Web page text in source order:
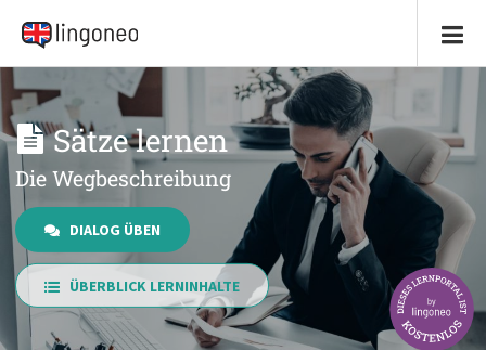
Sätze lernen
Die Wegbeschreibung
DIALOG ÜBEN
ÜBERBLICK LERNINHALTE